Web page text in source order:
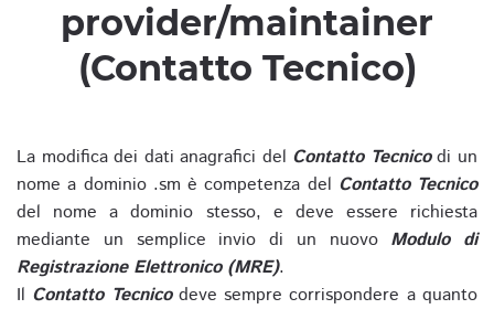
provider/maintainer
(Contatto Tecnico)
La modifica dei dati anagrafici del Contatto Tecnicodi un
nome a dominio .sm è competenza del Contatto Tecnico
del nome a dominio stesso, e deve essere richiesta
mediante un semplice invio di un nuovo Modulo di
Registrazione Elettronico (MRE).
Il Contatto Tecnicodeve sempre corrispondere a quanto